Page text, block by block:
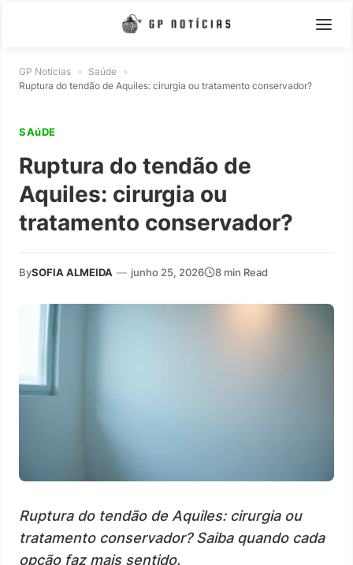
GP Notícias » Saúde »
Ruptura do tendão de Aquiles: cirurgia ou tratamento conservador?
SAúDE
Ruptura do tendão de
Aquiles: cirurgia ou
tratamento conservador?
BySOFIA ALMEIDA — junho 25, 2026 8 min Read
Ruptura do tendão de Aquiles: cirurgia ou
tratamento conservador? Saiba quando cada
opção faz mais sentido.